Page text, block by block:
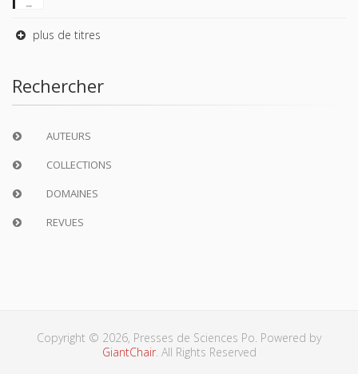
plus de titres
Rechercher
AUTEURS
COLLECTIONS
DOMAINES
REVUES
Copyright © 2026, Presses de Sciences Po. Powered by
GiantChair. All Rights Reserved